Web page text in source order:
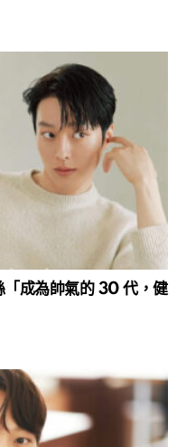
「成為帥氣的 30 代，健